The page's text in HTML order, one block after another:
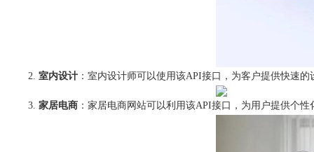
室内设计 ：室内设计师可以使用该API接口，为客户提供快速
家居电商 ：家居电商网站可以利用该API接口，为用户提供个